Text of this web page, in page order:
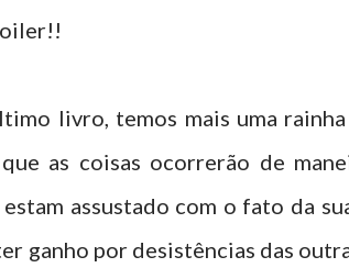
livro, temos mais uma
as coisas ocorrerão de
assustado com o fato da
ganho por desistências das